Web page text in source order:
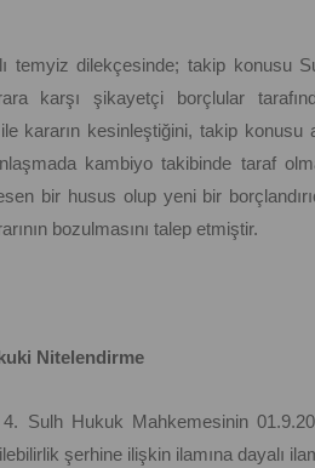
temyiz dilekçesinde; takip konusu
karşı şikayetçi borçlular
kararın kesinleştiğini, takip konusu
kambiyo takibinde taraf
bir husus olup yeni bir
bozulmasını talep etmiştir.
Nitelendirme
Sulh Hukuk Mahkemesinin
şerhine ilişkin ilamına dayalı